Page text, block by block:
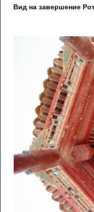
Вид на завершение